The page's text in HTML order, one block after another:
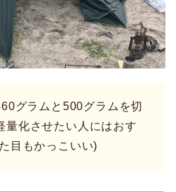
グラムと500グラムを切
量化させたい人にはおす
目もかっこいい)